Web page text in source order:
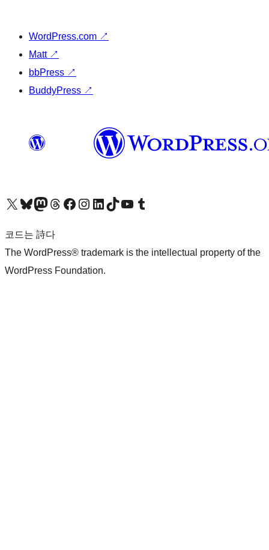
WordPress.com ↗
Matt ↗
bbPress ↗
BuddyPress ↗
X(이전 트위터) 계정 방문하기블루스카이 계정 방문하기마스토돈 계정 방문하기스레드 계정 방문하기 페이스북 페이지 방문하기인스타그램 계정 방문하기 LinkedIn 계정 방문하기틱톡 계정 방문하기유튜브 채널 방문하기 텀블러 계정 방문하기
코드는 詩다
The WordPress® trademark is the intellectual property of the
WordPress Foundation.